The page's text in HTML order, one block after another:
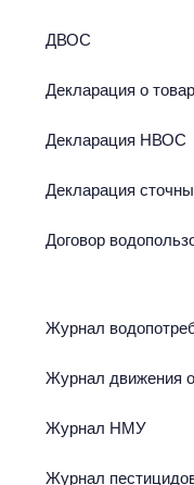
ДВОС
Декларация о
Декларация НВОС
Декларация
Договор
Журнал
Журнал движения
Журнал НМУ
Журнал